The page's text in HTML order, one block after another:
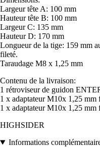
Largeur tête A: 100 mm
Hauteur tête B: 100 mm
Largeur C: 135 mm
Hauteur D: 170 mm
Longueur de la tige: 159 mm
fileté.
Taraudage M8 x 1,25 mm
Contenu de la livraison:
1 rétroviseur de guidon
1 x adaptateur M10x 1,25 mm
1 x adaptateur M10x 1,25 mm
HIGHSIDER
Informations